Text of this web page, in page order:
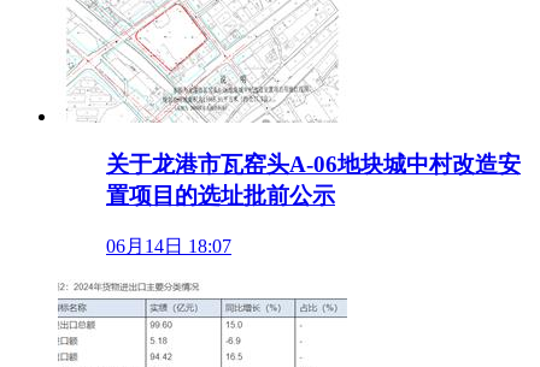
关于龙港市瓦窑头A-06地块城中村改造安
置项目的选址批前公示
06月14日 18:07